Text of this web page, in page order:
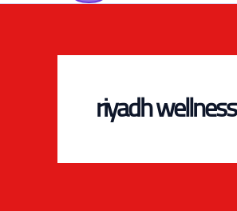
riyadh wellness